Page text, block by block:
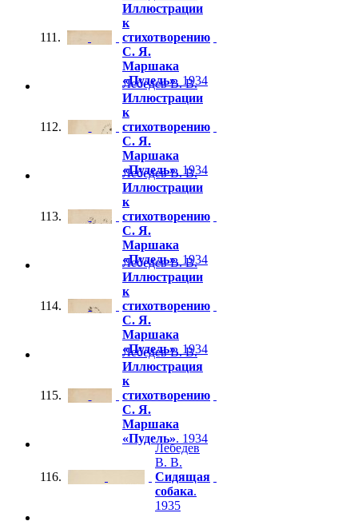
111.
Иллюстрации
к
стихотворению
С. Я.
Маршака
«Пудель». 1934
112.
Лебедев В. В.
Иллюстрации
к
стихотворению
С. Я.
Маршака
«Пудель». 1934
113.
Лебедев В. В.
Иллюстрации
к
стихотворению
С. Я.
Маршака
«Пудель». 1934
114.
Лебедев В. В.
Иллюстрации
к
стихотворению
С. Я.
Маршака
«Пудель». 1934
115.
Лебедев В. В.
Иллюстрация
к
стихотворению
С. Я.
Маршака
«Пудель». 1934
116.
Лебедев
В. В.
Сидящая
собака.
1935